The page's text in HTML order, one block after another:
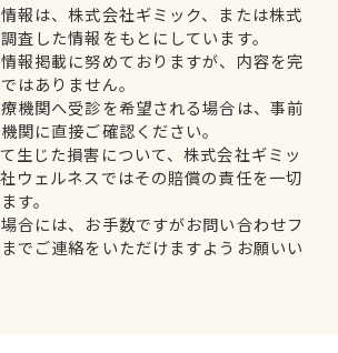
報は、株式会社ギミック、または株式
査した情報をもとにしています。
報掲載に努めておりますが、内容を完
はありません。
機関へ受診を希望される場合は、事前
関に直接ご確認ください。
生じた損害について、株式会社ギミッ
ウェルネスではその賠償の責任を一切
す。
合には、お手数ですがお問い合わせフ
でご連絡をいただけますようお願いい